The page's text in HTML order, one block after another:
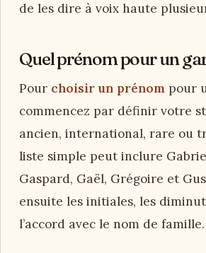
de les dire à voix haute
Quel prénom pour un
Pour choisir un prénom pour
commencez par définir votre
ancien, international, rare ou
liste simple peut inclure
Gaspard, Gaël, Grégoire et
ensuite les initiales, les
l’accord avec le nom de famille.